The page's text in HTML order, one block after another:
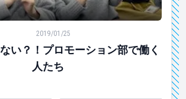
2019/01/25
い？！プロモーション部で働く
人たち